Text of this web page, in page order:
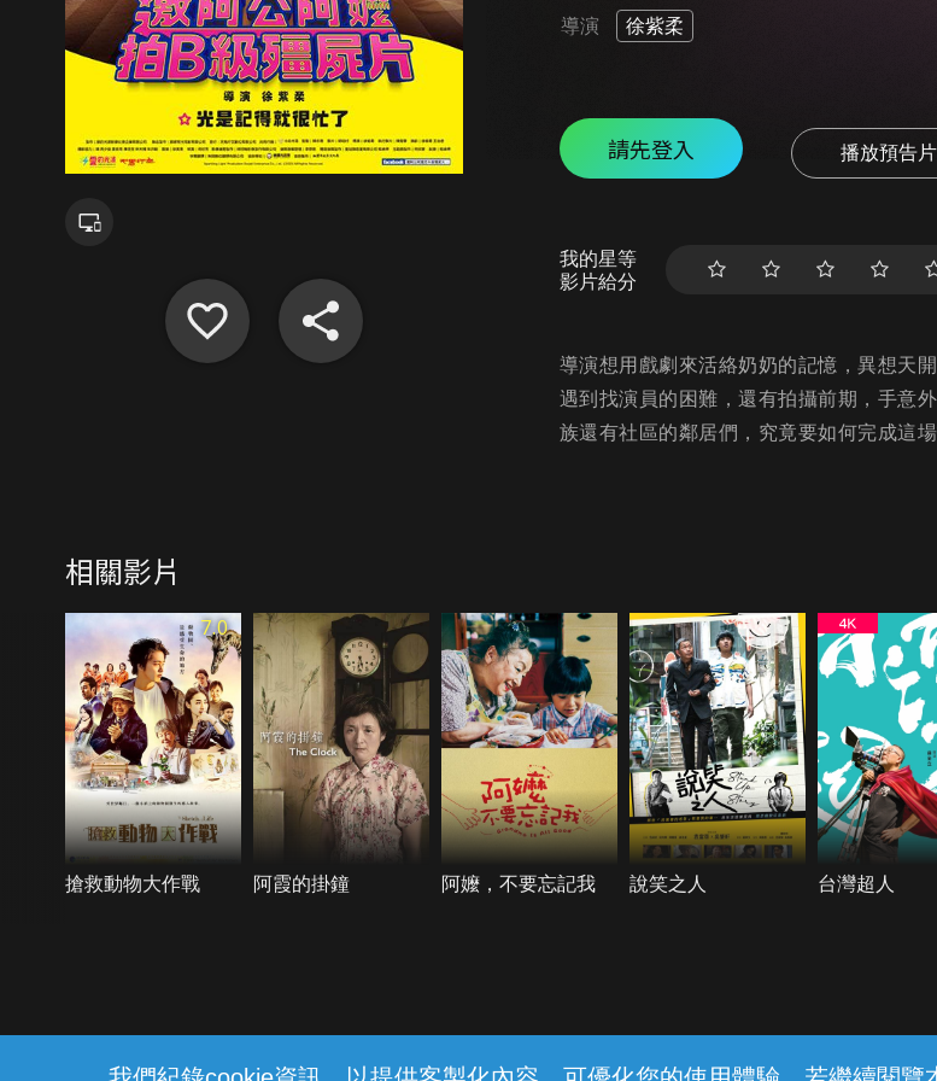
導演 徐紫柔
請先登入 播放預告片
我的星等
影片給分
導演想用戲劇來活絡奶奶的記憶，異想天
遇到找演員的困難，還有拍攝前期，手意
族還有社區的鄰居們，究竟要如何完成這
相關影片
7.0
搶救動物大作戰 阿霞的掛鐘 阿嬤，不要忘記我 說笑之人 台灣超人
線上客服 服務條款 隱